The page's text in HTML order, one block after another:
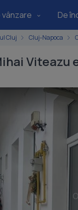
vânzare De
Cluj Cluj-Napoca
Viteazu